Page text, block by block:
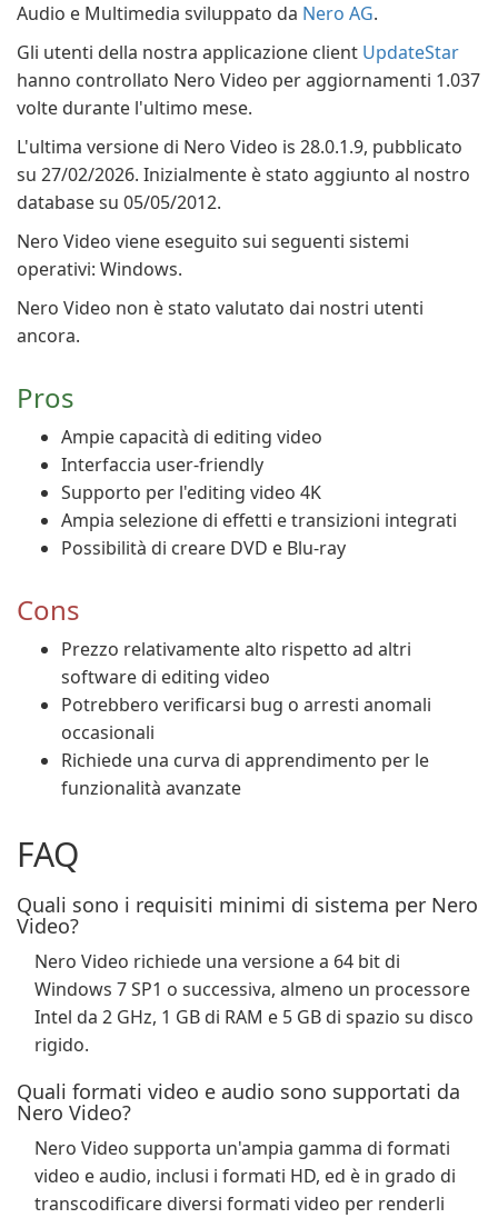
Audio e Multimedia sviluppato da Nero AG.
Gli utenti della nostra applicazione client UpdateStar
hanno controllato Nero Video per aggiornamenti 1.037
volte durante l'ultimo mese.
L'ultima versione di Nero Video is 28.0.1.9, pubblicato
su 27/02/2026. Inizialmente è stato aggiunto al nostro
database su 05/05/2012.
Nero Video viene eseguito sui seguenti sistemi
operativi: Windows.
Nero Video non è stato valutato dai nostri utenti
ancora.
Pros
Ampie capacità di editing video
Interfaccia user-friendly
Supporto per l'editing video 4K
Ampia selezione di effetti e transizioni integrati
Possibilità di creare DVD e Blu-ray
Cons
Prezzo relativamente alto rispetto ad altri
software di editing video
Potrebbero verificarsi bug o arresti anomali
occasionali
Richiede una curva di apprendimento per le
funzionalità avanzate
FAQ
Quali sono i requisiti minimi di sistema per Nero
Video?
Nero Video richiede una versione a 64 bit di
Windows 7 SP1 o successiva, almeno un processore
Intel da 2 GHz, 1 GB di RAM e 5 GB di spazio su disco
rigido.
Quali formati video e audio sono supportati da
Nero Video?
Nero Video supporta un'ampia gamma di formati
video e audio, inclusi i formati HD, ed è in grado di
transcodificare diversi formati video per renderli